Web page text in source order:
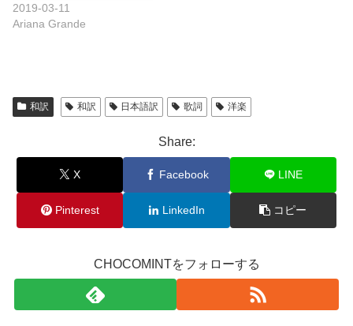
2019-03-11
Ariana Grande
和訳 和訳 日本語訳 歌詞 洋楽
Share:
X Facebook LINE
Pinterest LinkedIn コピー
CHOCOMINTをフォローする